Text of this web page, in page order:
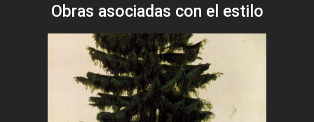
Obras asociadas con el estilo